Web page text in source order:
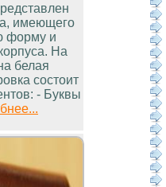
имеющего
форму и
На
белая
состоит
- Буквы